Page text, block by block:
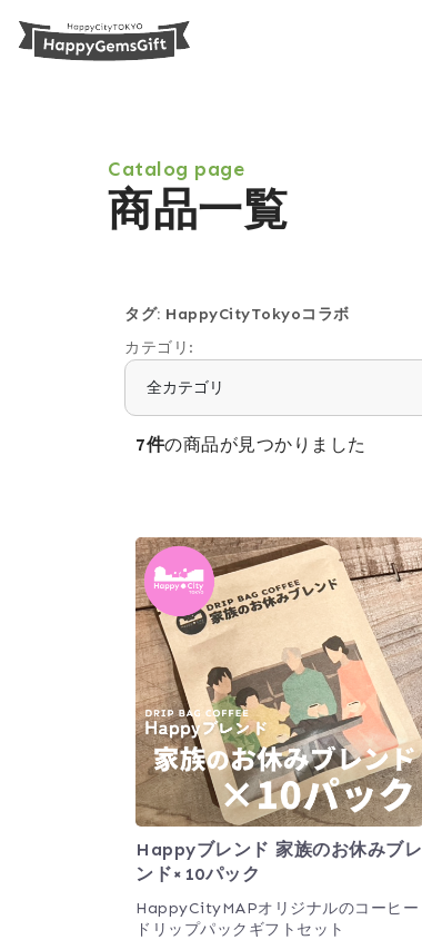
Catalog page
商品一覧
タグ: HappyCityTokyoコラボ
カテゴリ:
7件の商品が見つかりました
Happyブレンド 家族のお休みブレ
ンド×10パック
HappyCityMAPオリジナルのコーヒー
ドリップパックギフトセット